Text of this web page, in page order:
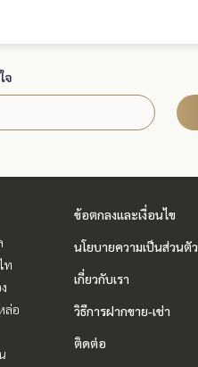
จ
ท
ล่อ
ข้อตกลงและเงื่อนไข
นโยบายความเป็นส่วนตัว
เกี่ยวกับเรา
วิธีการฝากขาย-เช่า
ติดต่อ